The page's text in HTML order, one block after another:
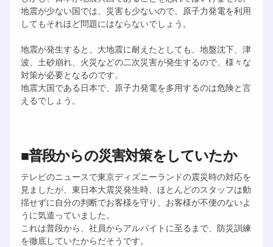
地震が少ない国では、災害も少ないので、原子力発電を利用
してもそれほど問題にはならないでしょう。
地震が発生すると、大地震に耐えたとしても、地盤沈下、津
波、土砂崩れ、火災などの二次災害が発生するので、様々な
対策が必要となるのです。
地震大国である日本で、原子力発電を多用するのは危険と言
えるでしょう。
■普段からの災害対策をしていたか
テレビのニュースで東京ディズニーランドの震災時の対応を
見ましたが、東日本大震災発生時、ほとんどのスタッフは動
揺せずに自分の判断でお客様を守り、お客様が不便のないよ
うに気遣っていました。
これは普段から、社員からアルバイトに至るまで、防災訓練
を徹底していたからだそうです。